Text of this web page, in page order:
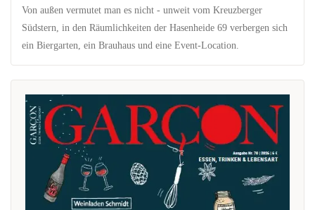
Von außen vermutet man es nicht - unweit vom Kreuzberger
Südstern, in den Räumlichkeiten der Hasenheide 69 verbergen sich
ein Biergarten, ein Brauhaus und eine Event-Location.